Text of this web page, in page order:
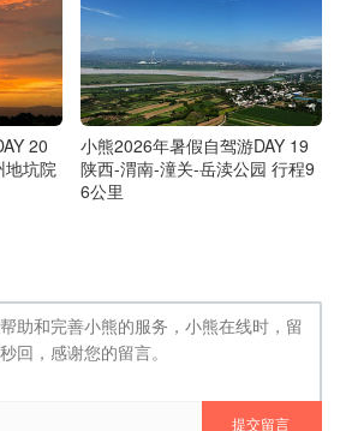
20
坑院
小熊2026年暑假自驾游DAY 19
陕西-渭南-潼关-岳渎公园 行程9
6公里
提交留言